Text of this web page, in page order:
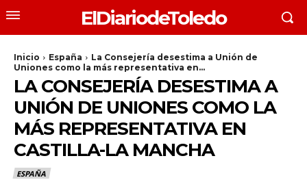
ElDiariodeToledo
Inicio España
La Consejería desestima a Unión de
Uniones como la más representativa en...
LA CONSEJERÍA DESESTIMA A
UNIÓN DE UNIONES COMO LA
MÁS REPRESENTATIVA EN
CASTILLA-LA MANCHA
ESPAÑA